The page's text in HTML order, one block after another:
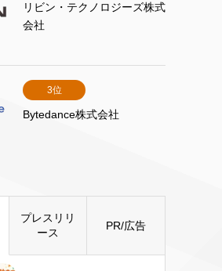
リビン・テクノロジーズ株式
会社
3位
Bytedance株式会社
プレスリリ
ース
PR/広告